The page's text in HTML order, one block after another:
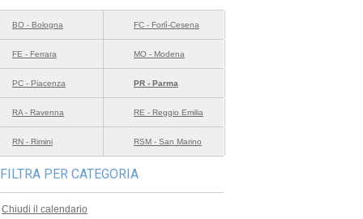
BO - Bologna FC - Forlì-Cesena
FE - Ferrara MO - Modena
PC - Piacenza PR - Parma
RA - Ravenna RE - Reggio Emilia
RN - Rimini RSM - San Marino
FILTRA PER CATEGORIA
Chiudi il calendario